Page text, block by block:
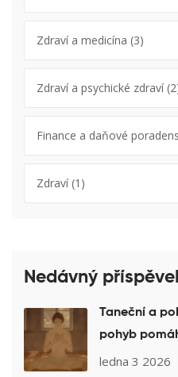
Zdraví a medicína (3)
Zdraví a psychické zdraví
Finance a daňové
Zdraví(1)
Nedávný
Taneční a
pohyb
ledna 3 2026